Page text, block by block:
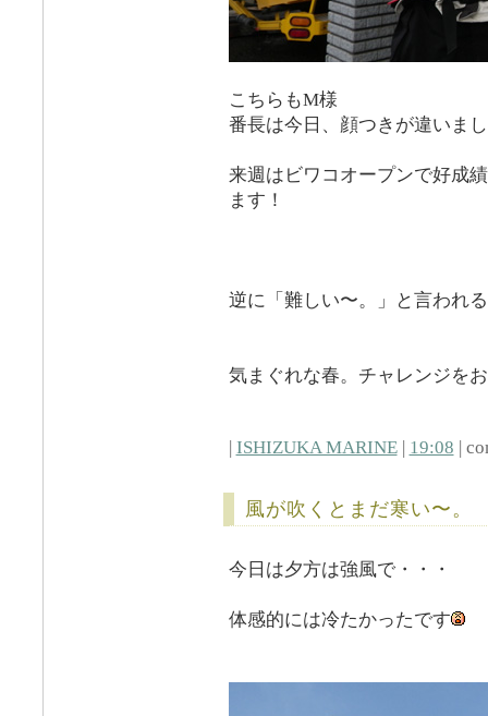
こちらもM様
番長は今日、顔つきが違いま
来週はビワコオープンで好成
ます！
逆に「難しい〜。」と言われ
気まぐれな春。チャレンジを
| ISHIZUKA MARINE| 19:08 |
風が吹くとまだ寒い〜。
今日は夕方は強風で・・・
体感的には冷たかったです